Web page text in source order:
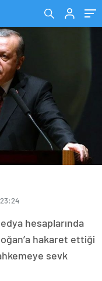
hesaplarında
hakaret ettiği
sevk